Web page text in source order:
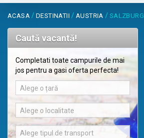
ACASA / DESTINATII / AUSTRIA / SALZBURG
Caută vacantă!
Completati toate campurile de mai
jos pentru a gasi oferta perfecta!
Alege o țară
Alege o localitate
Alege tipul de transport